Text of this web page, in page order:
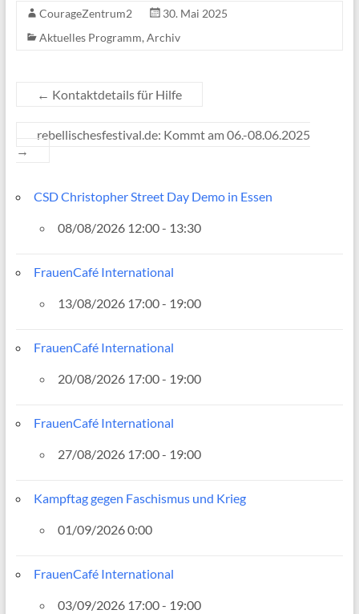
CourageZentrum2
30. Mai 2025
Aktuelles Programm, Archiv
← Kontaktdetails für Hilfe
rebellischesfestival.de: Kommt am 06.-08.06.2025
→
CSD Christopher Street Day Demo in Essen
08/08/2026 12:00 - 13:30
FrauenCafé International
13/08/2026 17:00 - 19:00
FrauenCafé International
20/08/2026 17:00 - 19:00
FrauenCafé International
27/08/2026 17:00 - 19:00
Kampftag gegen Faschismus und Krieg
01/09/2026 0:00
FrauenCafé International
03/09/2026 17:00 - 19:00